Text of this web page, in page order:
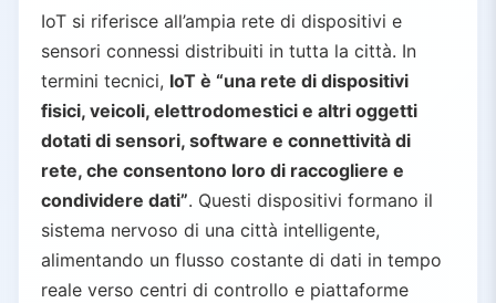
5.1. Efficienza e Sostenibilità
5.2. Sicurezza e Resilienza
5.3.
Qualità della Vita
5.4. Governance Basata sui Dati
6. Sfide e Considerazioni
6.1.
Infrastruttura e Costi
6.4.
Divario Digitale e Inclusività
IoT si riferisce all’ampia rete di dispositivi e
sensori connessi distribuiti in tutta la città. In
termini tecnici, IoT è “una rete di dispositivi
fisici, veicoli, elettrodomestici e altri oggetti
dotati di sensori, software e connettività di
rete, che consentono loro di raccogliere e
condividere dati”. Questi dispositivi formano il
sistema nervoso di una città intelligente,
alimentando un flusso costante di dati in tempo
reale verso centri di controllo e piattaforme